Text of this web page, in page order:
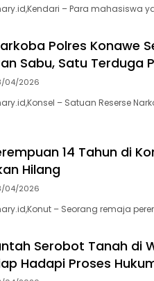
– Para mahasiswa
Polres Konawe
Sabu, Satu Terduga
04/2026
– Satuan Reserse
14 Tahun di
Hilang
04/2026
– Seorang remaja
Serobot Tanah di
Hadapi Proses